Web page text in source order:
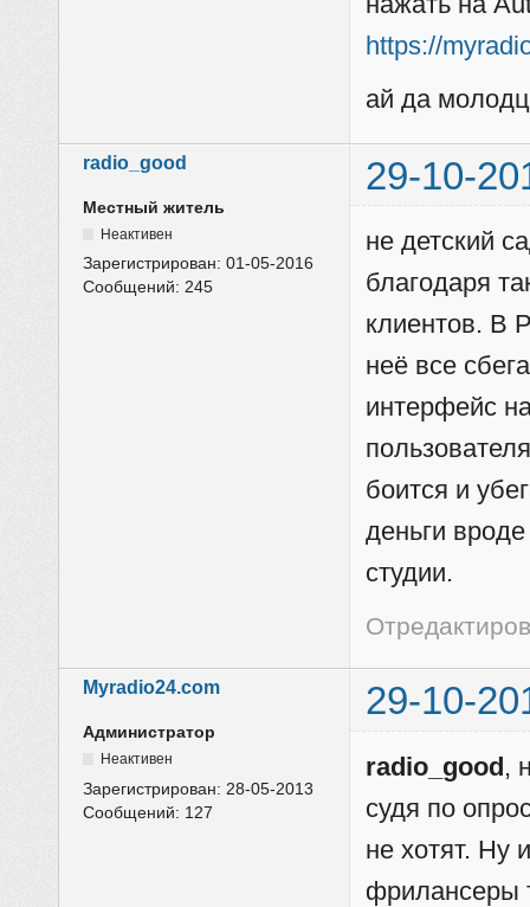
https://
ай да
radio_good 29-10-
Местный житель
Неактивен
Зарегистрирован:01-05-2016
Сообщений: 245
не детский
благодаря
клиентов. В
неё все
интерфейс
боится и
деньги
студии.
Myradio24.com 29-10-
Администратор
Неактивен
Зарегистрирован: 28-05-2013
Сообщений: 127
radio_good,
судя по
не хотят. Ну
фрилансеры